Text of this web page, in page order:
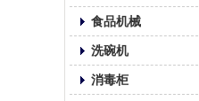
食品机械
洗碗机
消毒柜